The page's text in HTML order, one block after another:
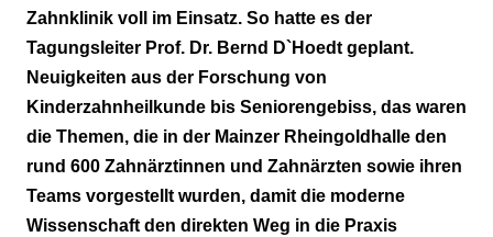
Zahnklinik voll im Einsatz. So hatte es der
Tagungsleiter Prof. Dr. Bernd D`Hoedt geplant.
Neuigkeiten aus der Forschung von
Kinderzahnheilkunde bis Seniorengebiss, das waren
die Themen, die in der Mainzer Rheingoldhalle den
rund 600 Zahnärztinnen und Zahnärzten sowie ihren
Teams vorgestellt wurden, damit die moderne
Wissenschaft den direkten Weg in die Praxis